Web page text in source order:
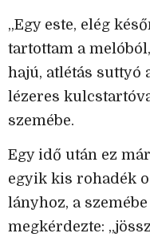
„Egy este, elég
tartottam a
hajú, atlétás suttyó
lézeres
szemébe.
Egy idő után ez
egyik kis rohadék
lányhoz, a
megkérdezte: